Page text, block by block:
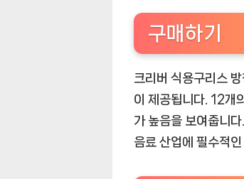
구매하기
크리버 식용구리스
이 제공됩니다. 12개
가 높음을 보여줍니
음료 산업에 필수적